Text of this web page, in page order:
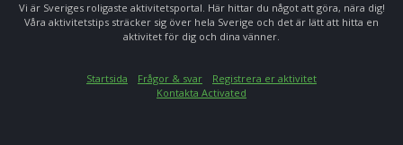
Vi är Sveriges roligaste aktivitetsportal. Här hittar du något att göra, nära dig!
Våra aktivitetstips sträcker sig över hela Sverige och det är lätt att hitta en
aktivitet för dig och dina vänner.
Startsida Frågor & svar
Registrera er aktivitet
Kontakta Activated